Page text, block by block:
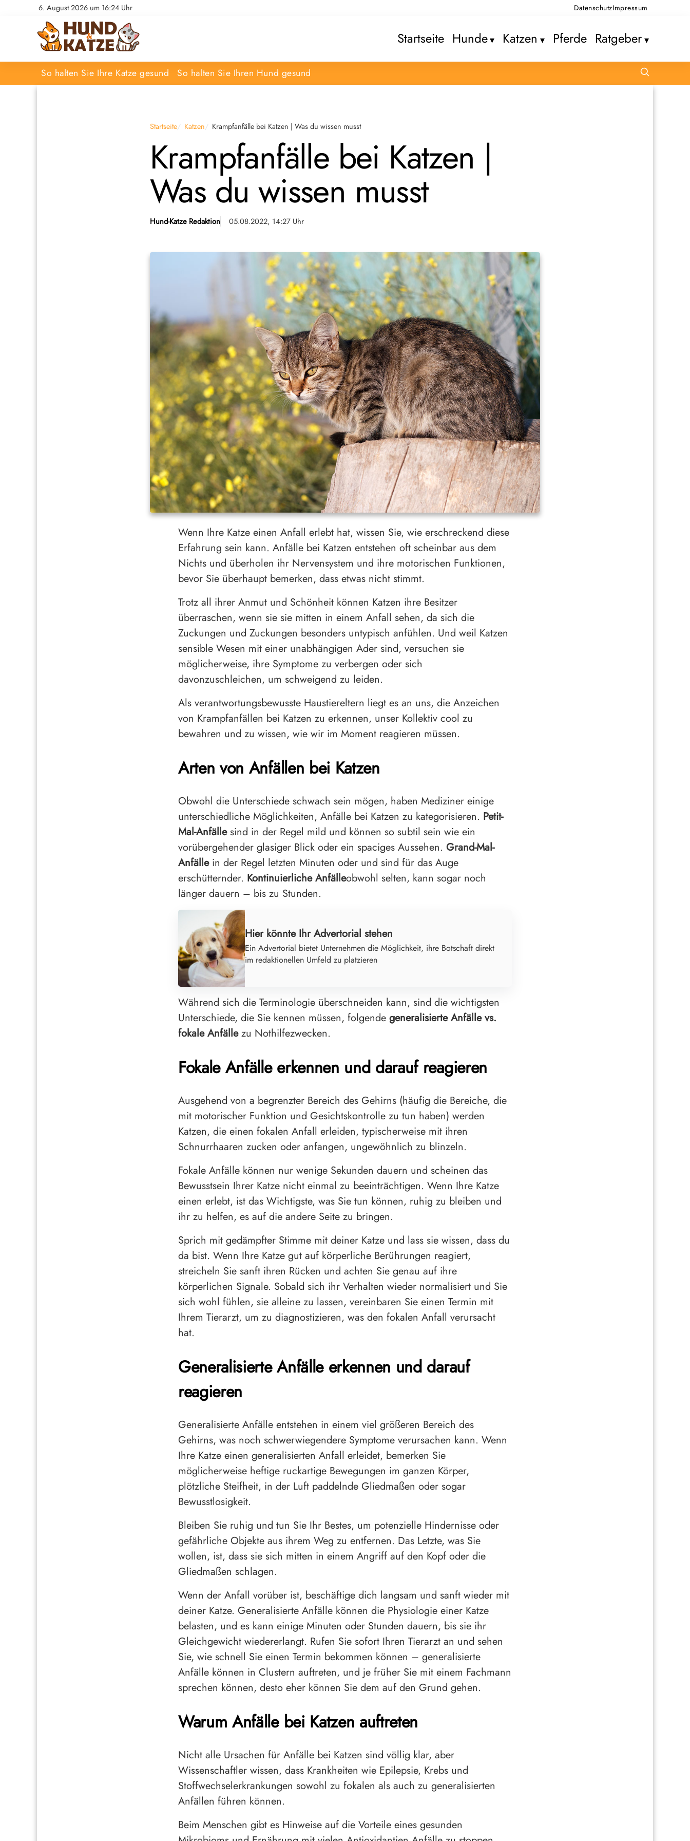
6. August 2026 um 16:24 Uhr DatenschutzImpressum
Startseite Hunde Katzen Pferde Ratgeber
So halten Sie Ihre Katze gesund So halten Sie Ihren Hund gesund
Startseite Katzen Krampfanfälle bei Katzen | Was du wissen musst
Krampfanfälle bei Katzen |
Was du wissen musst
Hund-Katze Redaktion 05.08.2022, 14:27 Uhr
Wenn Ihre Katze einen Anfall erlebt hat, wissen Sie, wie erschreckend diese
Erfahrung sein kann. Anfälle bei Katzen entstehen oft scheinbar aus dem
Nichts und überholen ihr Nervensystem und ihre motorischen Funktionen,
bevor Sie überhaupt bemerken, dass etwas nicht stimmt.
Trotz all ihrer Anmut und Schönheit können Katzen ihre Besitzer
überraschen, wenn sie sie mitten in einem Anfall sehen, da sich die
Zuckungen und Zuckungen besonders untypisch anfühlen. Und weil Katzen
sensible Wesen mit einer unabhängigen Ader sind, versuchen sie
möglicherweise, ihre Symptome zu verbergen oder sich
davonzuschleichen, um schweigend zu leiden.
Als verantwortungsbewusste Haustiereltern liegt es an uns, die Anzeichen
von Krampfanfällen bei Katzen zu erkennen, unser Kollektiv cool zu
bewahren und zu wissen, wie wir im Moment reagieren müssen.
Arten von Anfällen bei Katzen
Obwohl die Unterschiede schwach sein mögen, haben Mediziner einige
unterschiedliche Möglichkeiten, Anfälle bei Katzen zu kategorisieren. Petit-
Mal-Anfälle sind in der Regel mild und können so subtil sein wie ein
vorübergehender glasiger Blick oder ein spaciges Aussehen. Grand-Mal-
Anfälle in der Regel letzten Minuten oder und sind für das Auge
erschütternder. Kontinuierliche Anfälleobwohl selten, kann sogar noch
länger dauern – bis zu Stunden.
Hier könnte Ihr Advertorial stehen
Ein Advertorial bietet Unternehmen die Möglichkeit, ihre Botschaft direkt
im redaktionellen Umfeld zu platzieren
Während sich die Terminologie überschneiden kann, sind die wichtigsten
Unterschiede, die Sie kennen müssen, folgende generalisierte Anfälle vs.
fokale Anfällezu Nothilfezwecken.
Fokale Anfälle erkennen und darauf reagieren
Ausgehend von a begrenzter Bereich des Gehirns (häufig die Bereiche, die
mit motorischer Funktion und Gesichtskontrolle zu tun haben) werden
Katzen, die einen fokalen Anfall erleiden, typischerweise mit ihren
Schnurrhaaren zucken oder anfangen, ungewöhnlich zu blinzeln.
Fokale Anfälle können nur wenige Sekunden dauern und scheinen das
Bewusstsein Ihrer Katze nicht einmal zu beeinträchtigen. Wenn Ihre Katze
einen erlebt, ist das Wichtigste, was Sie tun können, ruhig zu bleiben und
ihr zu helfen, es auf die andere Seite zu bringen.
Sprich mit gedämpfter Stimme mit deiner Katze und lass sie wissen, dass du
da bist. Wenn Ihre Katze gut auf körperliche Berührungen reagiert,
streicheln Sie sanft ihren Rücken und achten Sie genau auf ihre
körperlichen Signale. Sobald sich ihr Verhalten wieder normalisiert und Sie
sich wohl fühlen, sie alleine zu lassen, vereinbaren Sie einen Termin mit
Ihrem Tierarzt, um zu diagnostizieren, was den fokalen Anfall verursacht
hat.
Generalisierte Anfälle erkennen und darauf
reagieren
Generalisierte Anfälle entstehen in einem viel größeren Bereich des
Gehirns, was noch schwerwiegendere Symptome verursachen kann. Wenn
Ihre Katze einen generalisierten Anfall erleidet, bemerken Sie
möglicherweise heftige ruckartige Bewegungen im ganzen Körper,
plötzliche Steifheit, in der Luft paddelnde Gliedmaßen oder sogar
Bewusstlosigkeit.
Bleiben Sie ruhig und tun Sie Ihr Bestes, um potenzielle Hindernisse oder
gefährliche Objekte aus ihrem Weg zu entfernen. Das Letzte, was Sie
wollen, ist, dass sie sich mitten in einem Angriff auf den Kopf oder die
Gliedmaßen schlagen.
Wenn der Anfall vorüber ist, beschäftige dich langsam und sanft wieder mit
deiner Katze. Generalisierte Anfälle können die Physiologie einer Katze
belasten, und es kann einige Minuten oder Stunden dauern, bis sie ihr
Gleichgewicht wiedererlangt. Rufen Sie sofort Ihren Tierarzt an und sehen
Sie, wie schnell Sie einen Termin bekommen können – generalisierte
Anfälle können in Clustern auftreten, und je früher Sie mit einem Fachmann
sprechen können, desto eher können Sie dem auf den Grund gehen.
Warum Anfälle bei Katzen auftreten
Nicht alle Ursachen für Anfälle bei Katzen sind völlig klar, aber
Wissenschaftler wissen, dass Krankheiten wie Epilepsie, Krebs und
Stoffwechselerkrankungen sowohl zu fokalen als auch zu generalisierten
Anfällen führen können.
Beim Menschen gibt es Hinweise auf die Vorteile eines gesunden